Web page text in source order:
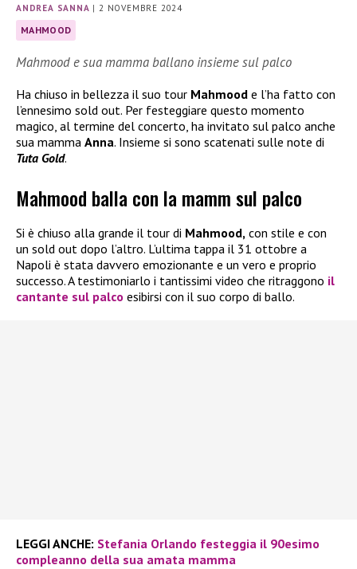
ANDREA SANNA |2 NOVEMBRE 2024
MAHMOOD
Mahmood e sua mamma ballano insieme sul palco
Ha chiuso in bellezza il suo tour Mahmood e l’ha fatto con
l’ennesimo sold out. Per festeggiare questo momento
magico, al termine del concerto, ha invitato sul palco anche
sua mamma Anna. Insieme si sono scatenati sulle note di
Tuta Gold.
Mahmood balla con la mamm sul palco
Si è chiuso alla grande il tour di Mahmood, con stile e con
un sold out dopo l’altro. L’ultima tappa il 31 ottobre a
Napoli è stata davvero emozionante e un vero e proprio
successo. A testimoniarlo i tantissimi video che ritraggono il
cantante sul palco esibirsi con il suo corpo di ballo.
LEGGI ANCHE: Stefania Orlando festeggia il 90esimo
compleanno della sua amata mamma